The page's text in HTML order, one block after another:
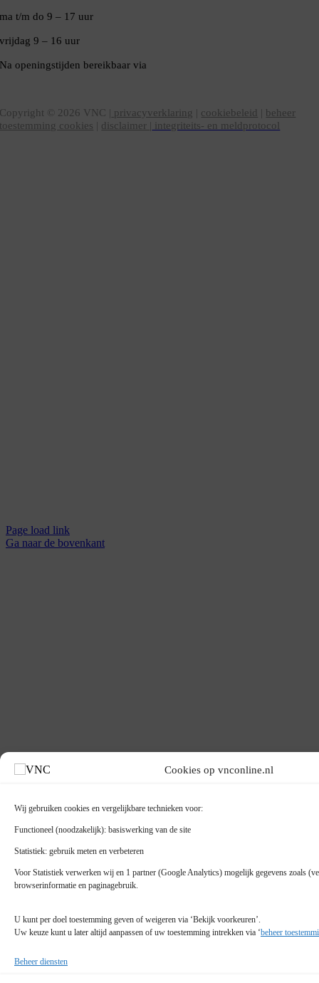
Cookies op vnconline.nl
Wij gebruiken cookies en vergelijkbare technieken voor:
Functioneel (noodzakelijk): basiswerking van de site
Statistiek: gebruik meten en verbeteren
Voor Statistiek verwerken wij en 1 partner (Google Analytics) mogelijk gegevens zoals
browserinformatie en paginagebruik.
U kunt per doel toestemming geven of weigeren via ‘Bekijk voorkeuren’.
Uw keuze kunt u later altijd aanpassen of uw toestemming intrekken via ‘beheer
Beheer diensten
ma t/m do9 – 17 uur
vrijdag 9 – 16 uur
Na openingstijden bereikbaar via
Copyright © 2026 VNC | privacyverklaring cookiebeleid
beheer
toestemming cookies
disclaimer integriteits- en meldprotocol
Page load link
Ga naar de bovenkant